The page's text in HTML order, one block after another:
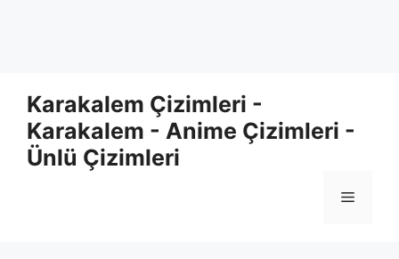
content
Karakalem Çizimleri -
Karakalem - Anime Çizimleri -
Ünlü Çizimleri
Menu